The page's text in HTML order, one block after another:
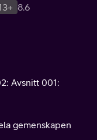
8.6
Avsnitt 001:
gemenskapen